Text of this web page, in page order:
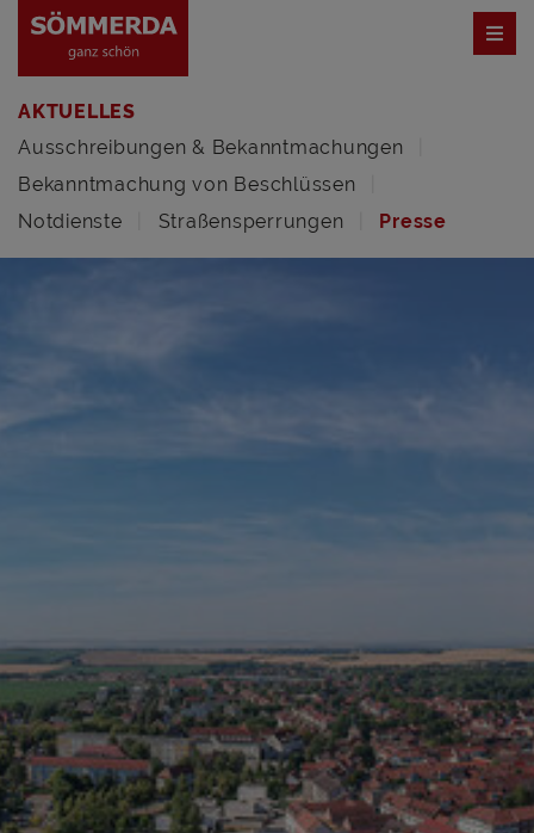
AKTUELLES
Ausschreibungen & Bekanntmachungen
Bekanntmachung von Beschlüssen
Notdienste
Straßensperrungen Presse